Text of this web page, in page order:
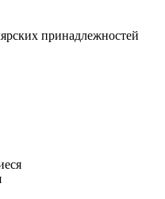
принадлежностей